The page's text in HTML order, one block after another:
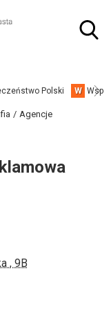
Polski W
Agencje
, 9B